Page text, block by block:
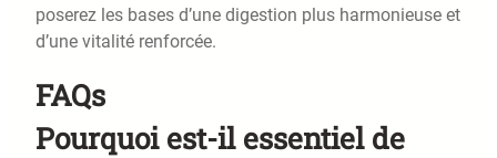
poserez les bases d’une digestion plus harmonieuse et
d’une vitalité renforcée.
FAQs
Pourquoi est-il essentiel de